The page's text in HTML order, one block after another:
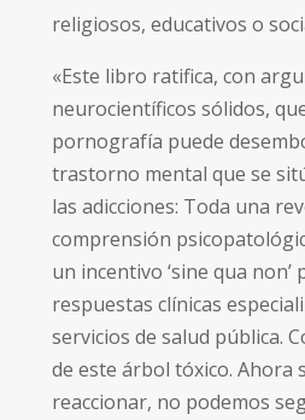
religiosos, educativos o
«Este libro ratifica, con
neurocientíficos sólidos,
pornografía puede
trastorno mental que se
las adicciones: Toda una
comprensión
un incentivo ‘sine qua
respuestas clínicas
servicios de salud pública.
de este árbol tóxico. Ahora
reaccionar, no podemos